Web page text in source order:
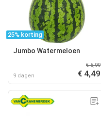
25% korting
Jumbo Watermeloen
9 dagen
€ 5,99
€ 4,49